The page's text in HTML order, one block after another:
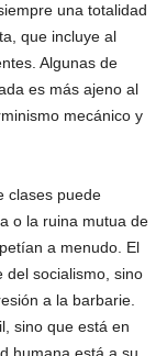
una totalidad
que incluye al
Algunas de
es más ajeno al
mecánico y
clases puede
o la ruina mutua de
a menudo. El
del socialismo, sino
a la barbarie.
sino que está en